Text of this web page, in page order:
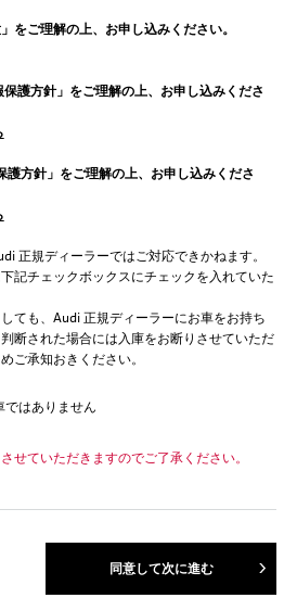
をご理解の上、お申し込みください。
護方針」をご理解の上、お申し込みくださ
護方針」をご理解の上、お申し込みくださ
正規ディーラーではご対応できかねます。
記チェックボックスにチェックを入れていた
ても、Audi 正規ディーラーにお車をお持ち
断された場合には入庫をお断りさせていただ
ご承知おきください。
ではありません
せていただきますのでご了承ください。
同意して次に進む